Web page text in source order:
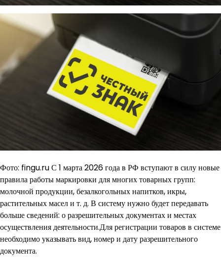
Фото: fingu.ru С 1 марта 2026 года в РФ вступают в силу новые
правила работы маркировки для многих товарных групп:
молочной продукции, безалкогольных напитков, икры,
растительных масел и т. д. В систему нужно будет передавать
больше сведений: о разрешительных документах и местах
осуществления деятельности.Для регистрации товаров в системе
необходимо указывать вид, номер и дату разрешительного
документа.